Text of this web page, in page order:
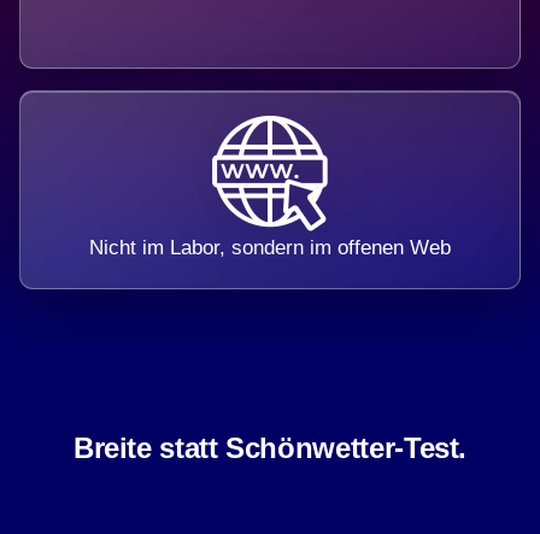
Nicht im Labor, sondern im offenen Web
Breite statt Schönwetter-Test.